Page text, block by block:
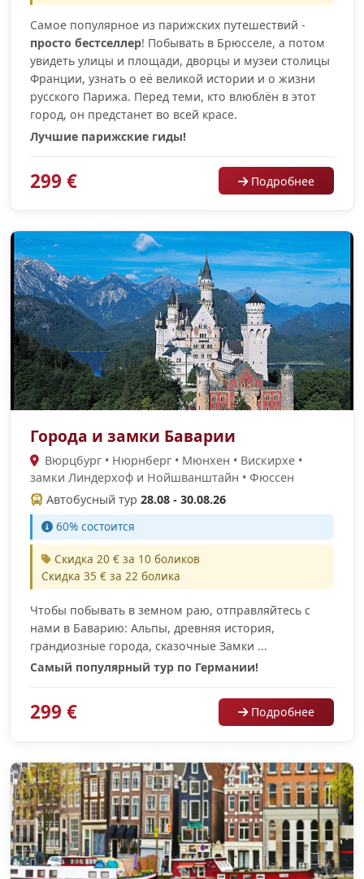
Самое популярное из парижских путешествий -
просто бестселлер! Побывать в Брюсселе, а потом
увидеть улицы и площади, дворцы и музеи столицы
Франции, узнать о её великой истории и о жизни
русского Парижа. Перед теми, кто влюблён в этот
город, он предстанет во всей красе.
Лучшие парижские гиды!
299 € Подробнее
Города и замки Баварии
Вюрцбург • Нюрнберг • Мюнхен • Вискирхе •
замки Линдерхоф и Нойшванштайн • Фюссен
Автобусный тур 28.08 - 30.08.26
60% cостоится
Скидка 20 € за 10 боликов
Скидка 35 € за 22 болика
Чтобы побывать в земном раю, отправляйтесь с
нами в Баварию: Альпы, древняя история,
грандиозные города, сказочные Замки ...
Самый популярный тур по Германии!
299 € Подробнее